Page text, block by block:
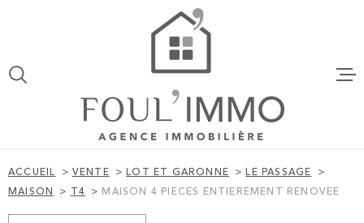
recherche
principal
ACCUEIL
ACCUEIL VENTE LOT ET GARONNE
LE PASSAGE
MAISON
T4 MAISON 4 PIECES ENTIEREMENT RENOVEE
VOTRE
TYPE
D'OFFRE
TYPE